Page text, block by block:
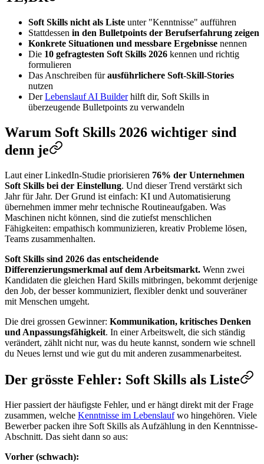
Soft Skills nicht als Liste unter "Kenntnisse" aufführen
Stattdessen in den Bulletpoints der Berufserfahrung zeigen
Konkrete Situationen und messbare Ergebnisse nennen
Die 10 gefragtesten Soft Skills 2026 kennen und richtig
formulieren
Das Anschreiben fürausführlichere Soft-Skill-Stories
nutzen
DerLebenslauf AI Builderhilft dir, Soft Skills in
überzeugende Bulletpoints zu verwandeln
Warum Soft Skills 2026 wichtiger sind
denn je
Laut einer LinkedIn-Studie priorisieren 76% der Unternehmen
Soft Skills bei der Einstellung. Und dieser Trend verstärkt sich
Jahr für Jahr. Der Grund ist einfach: KI und Automatisierung
übernehmen immer mehr technische Routineaufgaben. Was
Maschinen nicht können, sind die zutiefst menschlichen
Fähigkeiten: empathisch kommunizieren, kreativ Probleme lösen,
Teams zusammenhalten.
Soft Skills sind 2026 das entscheidende
Differenzierungsmerkmal auf dem Arbeitsmarkt. Wenn zwei
Kandidaten die gleichen Hard Skills mitbringen, bekommt derjenige
den Job, der besser kommuniziert, flexibler denkt und souveräner
mit Menschen umgeht.
Die drei grossen Gewinner: Kommunikation, kritisches Denken
und Anpassungsfähigkeit. In einer Arbeitswelt, die sich ständig
verändert, zählt nicht nur, was du heute kannst, sondern wie schnell
du Neues lernst und wie gut du mit anderen zusammenarbeitest.
Der grösste Fehler: Soft Skills als Liste
Hier passiert der häufigste Fehler, und er hängt direkt mit der Frage
zusammen, welche Kenntnisse im Lebenslaufwo hingehören. Viele
Bewerber packen ihre Soft Skills als Aufzählung in den Kenntnisse-
Abschnitt. Das sieht dann so aus:
Vorher (schwach):